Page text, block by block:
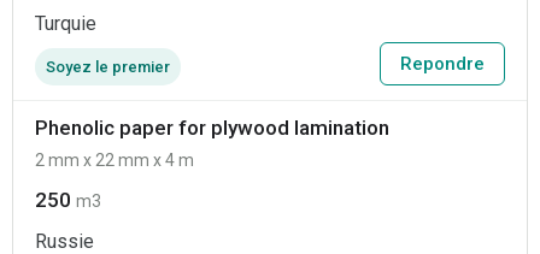
Turquie
Soyez le premier Repondre
Phenolic paper for plywood lamination
2 mm x 22 mm x 4 m
250 m3
Russie